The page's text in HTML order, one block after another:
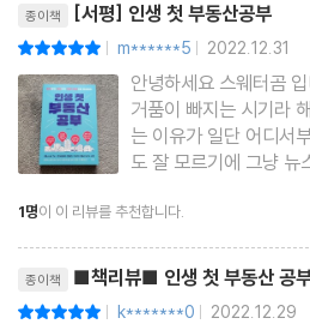
34 우리 집인데 못 판다고?
35 왜 재건축을 하지 않고 리모델링을
36 지역주택조합도 재개발일까?
PART 4 세금
38 집이 많아도 집이 커도 세금을 더 낸
39 집이 있는데 오피스텔을 또 산다면?
종이책 [서평] 인생 첫 부동산공부
| m******5 | 2022.12.31
안녕하세요 스웨터곰 입니다. 요즘 부동산
거품이 빠지는 시기라
는 이유가 일단 어디서
도 잘 모르기에 그냥 뉴스
산에 관련된 책들은 이
초보자들도 쉽게 이해
산 상식들에 대해 다룬
게 된 책 입니다.
1명이 이 리뷰를 추천합니다.
종이책 ■책리뷰■ 인생 첫 부동산 공
| k*******0 | 2022.12.29